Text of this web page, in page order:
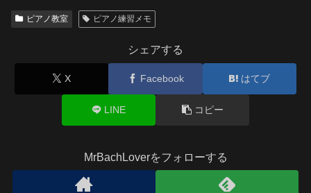
ピアノ教室 ピアノ練習メモ
シェアする
X Facebook はてブ
LINE コピー
MrBachLoverをフォローする